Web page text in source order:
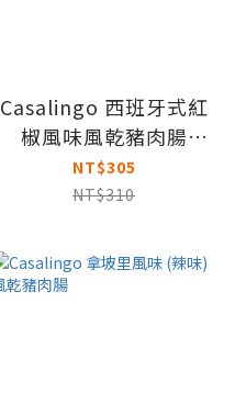
Casalingo 西班牙式紅
椒風味風乾豬肉腸
Chorizo
NT$305
NT$310